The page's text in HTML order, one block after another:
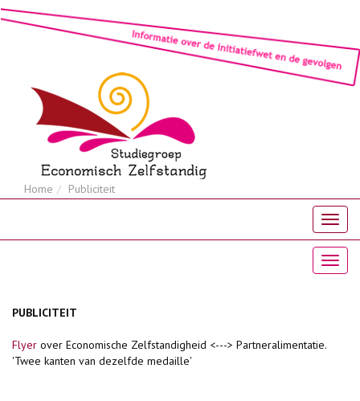
Home Publiciteit
PUBLICITEIT
Flyer over Economische Zelfstandigheid <---> Partneralimentatie.
'Twee kanten van dezelfde medaille'